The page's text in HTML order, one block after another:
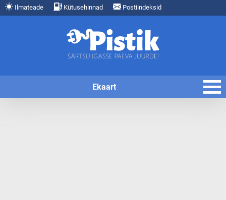
Ilmateade Kütusehinnad Postiindeksid
Ekaart